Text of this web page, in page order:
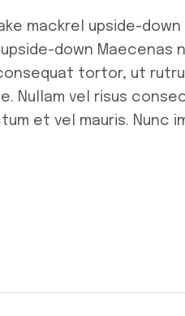
mackrel upside-down
down Maecenas
tortor, ut
Nullam vel risus
et vel mauris. Nunc